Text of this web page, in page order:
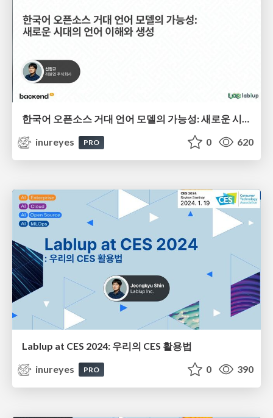
한국어 오픈소스 거대 언어 모델의 가능성: 새로운 시대의 언어 이해와 생성
inureyes
PRO 0 620
Lablup at CES 2024: 우리의 CES 활용법
inureyes
PRO 0 390